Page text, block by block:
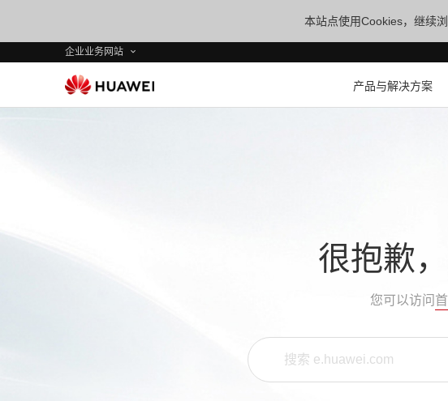
本站点使用Cookies，继续
企业业务网站
产品与解决方案
很抱歉
您可以访问